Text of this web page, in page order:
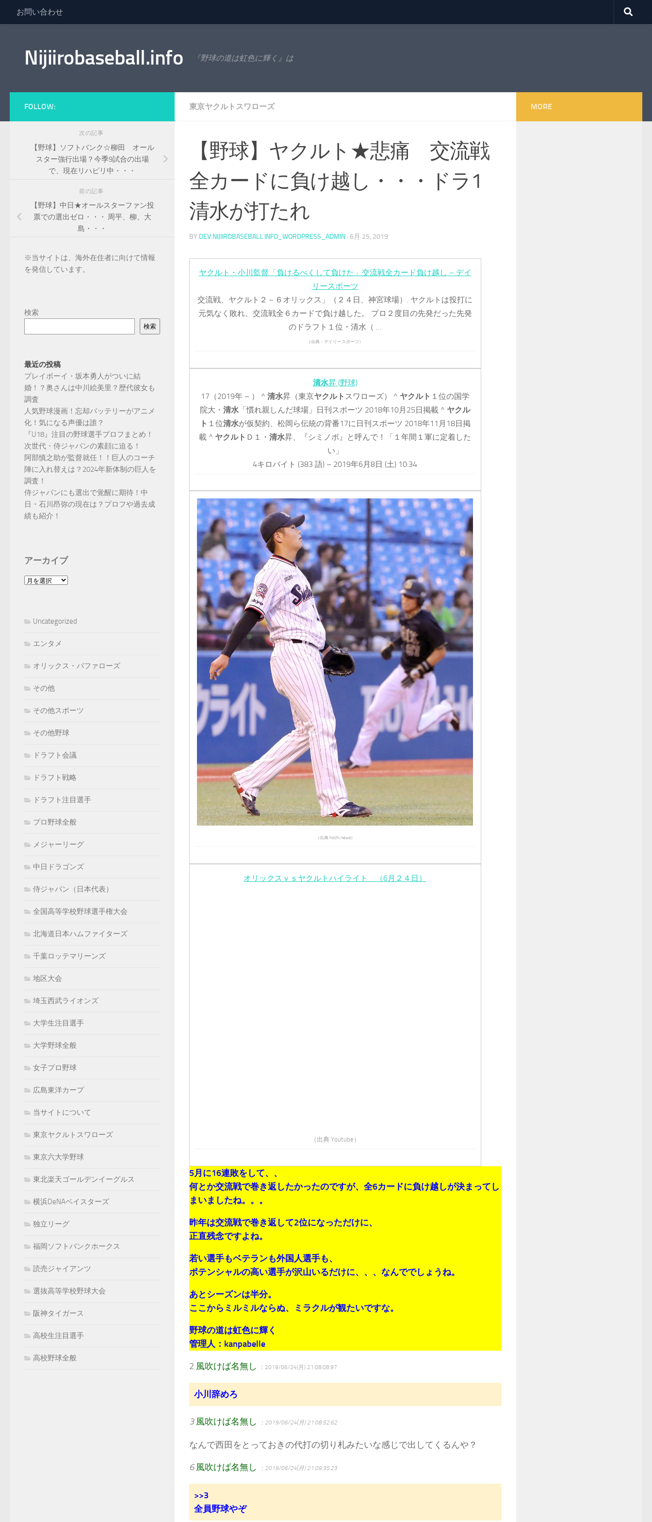
コンテンツへスキップ
お問い合わせ
Nijiirobaseball.info 『野球の道は虹色に輝く』は
東京ヤクルトスワローズ
【野球】ヤクルト★悲痛 交流戦
全カードに負け越し・・・ドラ1
清水が打たれ
BY DEV.NIJIIROBASEBALL.INFO_WORDPRESS_ADMIN · 6月 25, 2019
ヤクルト・小川監督「負けるべくして負けた」交流戦全カード負け越し – デイ
リースポーツ
交流戦、ヤクルト２－６オリックス」（２４日、神宮球場）. ヤクルトは投打に
元気なく敗れ、交流戦全６カードで負け越した。 プロ２度目の先発だった先発
のドラフト１位・清水（ …
（出典：デイリースポーツ）
清水昇 (野球)
17（2019年 – ） ^ 清水昇（東京ヤクルト スワローズ） ^ ヤクルト １位の国学
院大・ 清水 「慣れ親しんだ球場」日刊スポーツ 2018年10月25日掲載 ^ ヤクル
ト １位清水が仮契約、松岡ら伝統の背番17に日刊スポーツ 2018年11月18日掲
載 ^ ヤクルト Ｄ１・ 清水昇、『シミノボ』と呼んで！「１年間１軍に定着した
い」
4キロバイト (383 語) – 2019年6月8日 (土) 10:34
（出典 hochi.news）
オリックスｖｓヤクルトハイライト （6月２４日）
（出典 Youtube）
5月に16連敗をして、、
何とか交流戦で巻き返したかったのですが、全6カードに負け越しが決まってし
まいましたね。。。
昨年は交流戦で巻き返して2位になっただけに、
正直残念ですよね。
若い選手もベテランも外国人選手も、
ポテンシャルの高い選手が沢山いるだけに、、、なんででしょうね。
あとシーズンは半分。
ここからミルミルならぬ、ミラクルが観たいですな。
野球の道は虹色に輝く
管理人：kanpabelle
2 風吹けば名無し ：2019/06/24(月) 21:08:08.97
小川辞めろ
3 風吹けば名無し ：2019/06/24(月) 21:08:52.62
なんで西田をとっておきの代打の切り札みたいな感じで出してくるんや？
6 風吹けば名無し ：2019/06/24(月) 21:09:35.23
>>3
全員野球やぞ
FOLLOW:
次の記事
【野球】ソフトバンク☆柳田 オール
スター強行出場？今季9試合の出場
で、現在リハビリ中・・・
前の記事
【野球】中日★オールスターファン投
票での選出ゼロ・・・ 周平、柳、大
島・・・
※当サイトは、海外在住者に向けて情報
を発信しています。
検索
検索
最近の投稿
プレイボーイ・坂本勇人がついに結
婚！？奥さんは中川絵美里？歴代彼女も
調査
人気野球漫画！忘却バッテリーがアニメ
化！気になる声優は誰？
『U18』注目の野球選手プロフまとめ！
次世代・侍ジャパンの素顔に迫る！
阿部慎之助が監督就任！！巨人のコーチ
陣に入れ替えは？2024年新体制の巨人を
調査！
侍ジャパンにも選出で覚醒に期待！中
日・石川昂弥の現在は？プロフや過去成
績も紹介！
アーカイブ
ア
ブ
Uncategorized
エンタメ
オリックス・バファローズ
その他
その他スポーツ
その他野球
ドラフト会議
ドラフト戦略
ドラフト注目選手
プロ野球全般
メジャーリーグ
中日ドラゴンズ
侍ジャパン（日本代表）
全国高等学校野球選手権大会
北海道日本ハムファイターズ
千葉ロッテマリーンズ
地区大会
埼玉西武ライオンズ
大学生注目選手
大学野球全般
女子プロ野球
広島東洋カープ
当サイトについて
東京ヤクルトスワローズ
東京六大学野球
東北楽天ゴールデンイーグルス
横浜DeNAベイスターズ
独立リーグ
福岡ソフトバンクホークス
読売ジャイアンツ
選抜高等学校野球大会
阪神タイガース
高校生注目選手
高校野球全般
MORE